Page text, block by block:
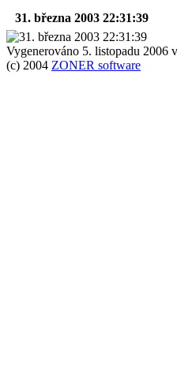
31. března 2003 22:31:39
Vygenerováno 5. listopadu 2006
(c) 2004 ZONER software